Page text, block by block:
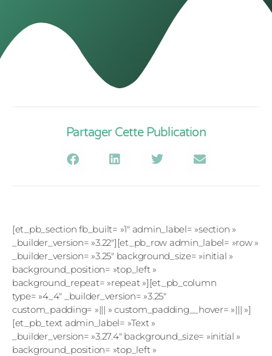
Partager Cette Publication
[et_pb_section fb_built= »1″ admin_label= »section »
_builder_version= »3.22″][et_pb_row admin_label= »row »
_builder_version= »3.25″ background_size= »initial »
background_position= »top_left »
background_repeat= »repeat »][et_pb_column
type= »4_4″ _builder_version= »3.25″
custom_padding= »||| » custom_padding__hover= »||| »]
[et_pb_text admin_label= »Text »
_builder_version= »3.27.4″ background_size= »initial »
background_position= »top_left »